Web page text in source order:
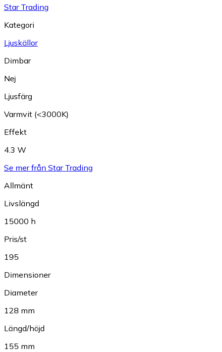
Star Trading
Kategori
Ljuskällor
Dimbar
Nej
Ljusfärg
Varmvit (<3000K)
Effekt
4.3 W
Se mer från Star Trading
Allmänt
Livslängd
15000 h
Pris/st
195
Dimensioner
Diameter
128 mm
Längd/höjd
155 mm